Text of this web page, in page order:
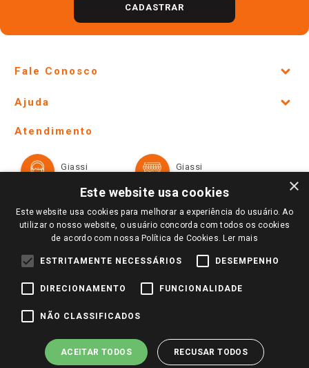
CADASTRAR
Fale Conosco
Lojas Físicas e Horários
Ofertas
Televendas
Notícias
Perguntas frequentes
Identidade Visual
Ajuda
Formas de Pagamento
Trocas e Devoluções
Atendimento
Giassi
Giassi
Redes Sociais
Pagamento e Segurança
×
Este website usa cookies
Este website usa cookies para melhorar a experiência do usuário. Ao
utilizar o nosso website, o usuário concorda com todos os cookies
de acordo com nossa Política de Cookies. Ler mais
ESTRITAMENTE NECESSÁRIOS DESEMPENHO
DIRECIONAMENTO FUNCIONALIDADE
NÃO CLASSIFICADOS
ACEITAR TODOS RECUSAR TODOS